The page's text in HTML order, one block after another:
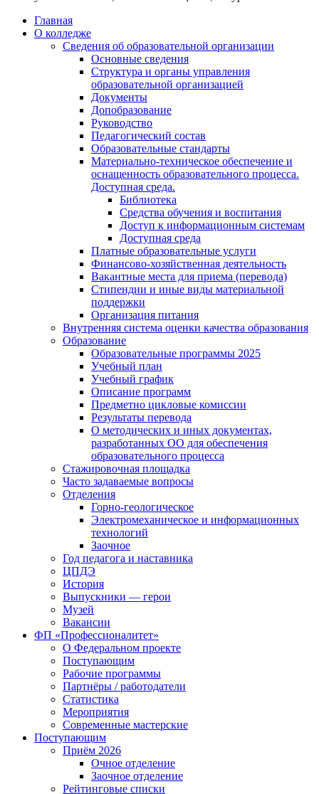
Главная
О колледже
Сведения об образовательной организации
Основные сведения
Структура и органы управления
образовательной организацией
Документы
Допобразование
Руководство
Педагогический состав
Образовательные стандарты
Материально-техническое обеспечение и
оснащенность образовательного процесса.
Доступная среда.
Библиотека
Средства обучения и воспитания
Доступ к информационным системам
Доступная среда
Платные образовательные услуги
Финансово-хозяйственная деятельность
Вакантные места для приема (перевода)
Стипендии и иные виды материальной
поддержки
Организация питания
Внутренняя система оценки качества образования
Образование
Образовательные программы 2025
Учебный план
Учебный график
Описание программ
Предметно цикловые комиссии
Результаты перевода
О методических и иных документах,
разработанных ОО для обеспечения
образовательного процесса
Стажировочная площадка
Часто задаваемые вопросы
Отделения
Горно-геологическое
Электромеханическое и информационных
технологий
Заочное
Год педагога и наставника
ЦПДЭ
История
Выпускники — герои
Музей
Вакансии
ФП «Профессионалитет»
О Федеральном проекте
Поступающим
Рабочие программы
Партнёры / работодатели
Статистика
Мероприятия
Современные мастерские
Поступающим
Приём 2026
Очное отделение
Заочное отделение
Рейтинговые списки